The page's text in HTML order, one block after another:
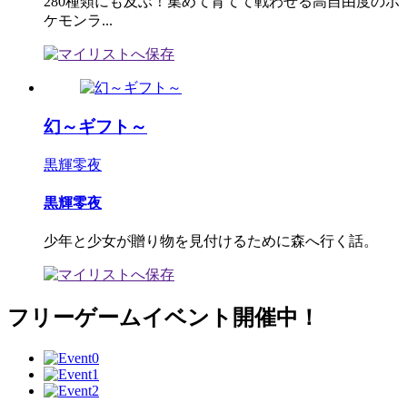
ケモンラ...
幻～ギフト～
黒輝零夜
黒輝零夜
少年と少女が贈り物を見付けるために森へ行く話。
フリーゲームイベント開催中！